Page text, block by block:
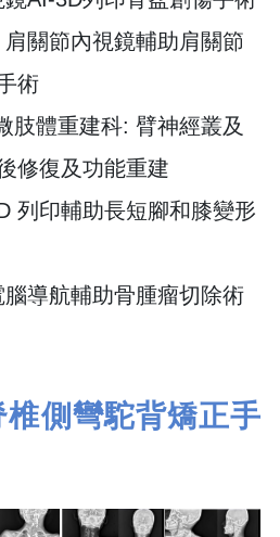
關節內視鏡輔助肩關節
術
肢體重建科: 臂神經叢及
修復及功能重建
列印輔助長短腳和膝變形
導航輔助骨腫瘤切除術
椎側彎駝背矯正手